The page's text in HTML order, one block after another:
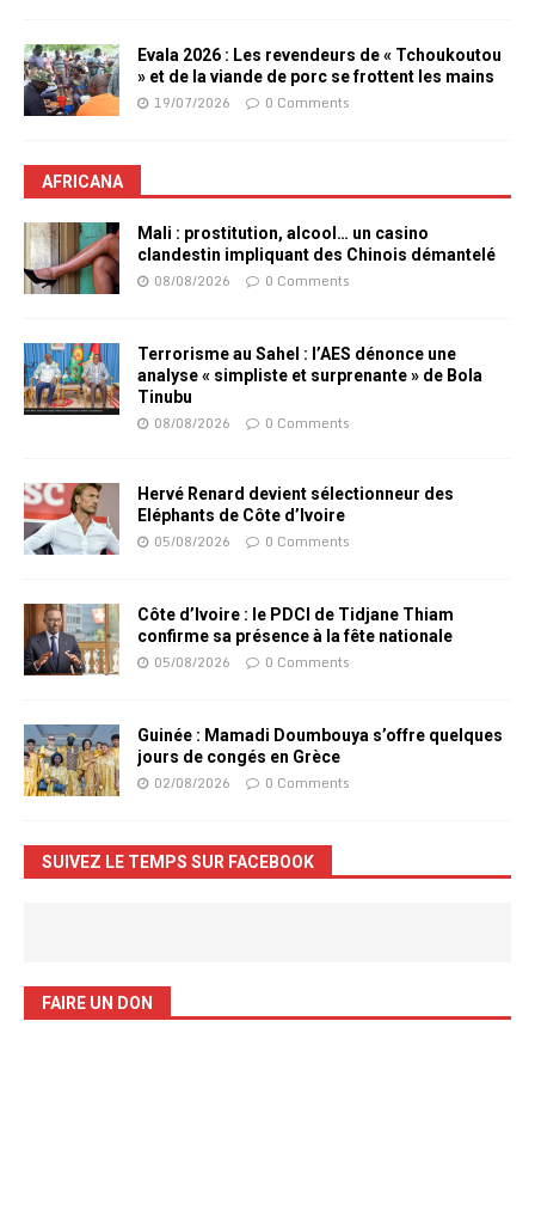
Evala 2026 : Les revendeurs de « Tchoukoutou
» et de la viande de porc se frottent les mains
19/07/2026 0 Comments
AFRICANA
Mali : prostitution, alcool… un casino
clandestin impliquant des Chinois démantelé
08/08/2026 0 Comments
Terrorisme au Sahel : l’AES dénonce une
analyse « simpliste et surprenante » de Bola
Tinubu
08/08/2026 0 Comments
Hervé Renard devient sélectionneur des
Eléphants de Côte d’Ivoire
05/08/2026 0 Comments
Côte d’Ivoire : le PDCI de Tidjane Thiam
confirme sa présence à la fête nationale
05/08/2026 0 Comments
Guinée : Mamadi Doumbouya s’offre quelques
jours de congés en Grèce
02/08/2026 0 Comments
SUIVEZ LE TEMPS SUR FACEBOOK
FAIRE UN DON